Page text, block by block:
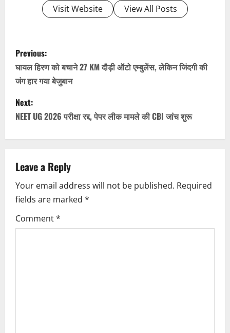
Visit Website View All Posts
P
o
s
t
n
a
v
i
g
Previous:
घायल हिरण को बचाने 27 KM दौड़ी ऑटो एम्बुलेंस, लेकिन जिंदगी की
जंग हार गया बेजुबान
Next:
NEET UG 2026 परीक्षा रद्द, पेपर लीक मामले की CBI जांच शुरू
Leave a Reply
Your email address will not be published. Required
fields are marked *
Comment*